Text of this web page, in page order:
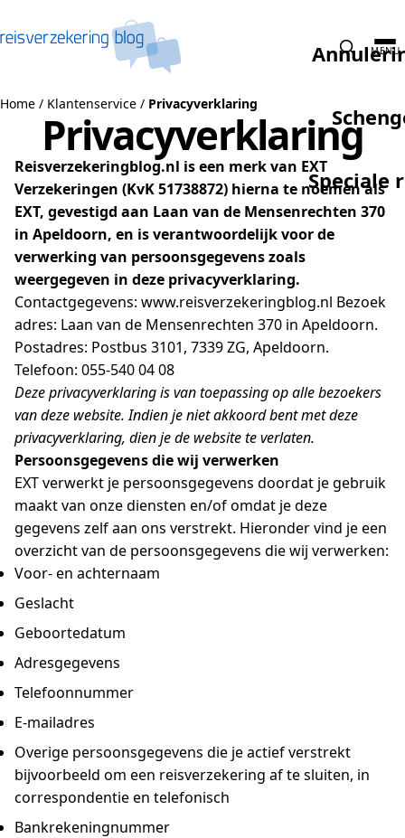
Speciale
MENU
Home / Klantenservice / Privacyverklaring
Privacyverklaring
Reisverzekeringblog.nl is een merk van EXT
Verzekeringen (KvK 51738872) hierna te noemen als
EXT, gevestigd aan Laan van de Mensenrechten 370
in Apeldoorn, en is verantwoordelijk voor de
verwerking van persoonsgegevens zoals
weergegeven in deze privacyverklaring.
Contactgegevens: www.reisverzekeringblog.nl Bezoek
adres: Laan van de Mensenrechten 370 in Apeldoorn.
Postadres: Postbus 3101, 7339 ZG, Apeldoorn.
Telefoon: 055-540 04 08
Deze privacyverklaring is van toepassing op alle bezoekers
van deze website. Indien je niet akkoord bent met deze
privacyverklaring, dien je de website te verlaten.
Persoonsgegevens die wij verwerken
EXT verwerkt je persoonsgegevens doordat je gebruik
maakt van onze diensten en/of omdat je deze
gegevens zelf aan ons verstrekt. Hieronder vind je een
overzicht van de persoonsgegevens die wij verwerken:
Voor- en achternaam
Geslacht
Geboortedatum
Adresgegevens
Telefoonnummer
E-mailadres
Overige persoonsgegevens die je actief verstrekt
bijvoorbeeld om een reisverzekering af te sluiten, in
correspondentie en telefonisch
Bankrekeningnummer